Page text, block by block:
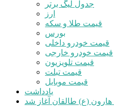
جدول لیگ برتر
ارز
قیمت طلا و سکه
بورس
قیمت خودرو داخلی
قیمت خودرو خارجی
قیمت تلویزیون
قیمت تبلت
قیمت موبایل
یادداشت
هارون (ع) طالقان آغاز شد